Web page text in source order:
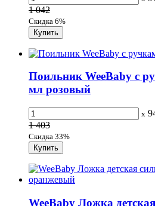
1 042
Скидка 6%
Поильник WeeBaby с
мл розовый
x
1 403
Скидка 33%
WeeBaby Ложка